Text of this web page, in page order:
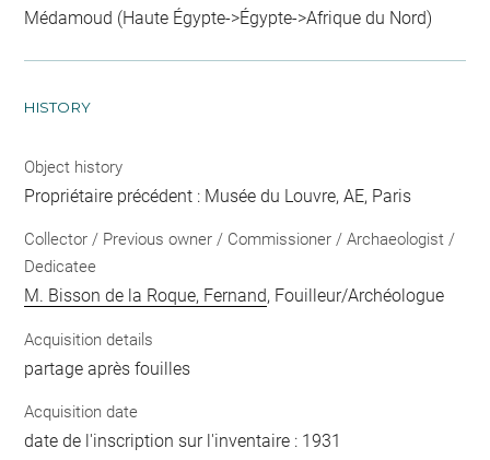
Médamoud (Haute Égypte->Égypte->Afrique du Nord)
HISTORY
Object history
Propriétaire précédent : Musée du Louvre, AE, Paris
Collector / Previous owner / Commissioner / Archaeologist /
Dedicatee
M. Bisson de la Roque, Fernand, Fouilleur/Archéologue
Acquisition details
partage après fouilles
Acquisition date
date de l'inscription sur l'inventaire : 1931